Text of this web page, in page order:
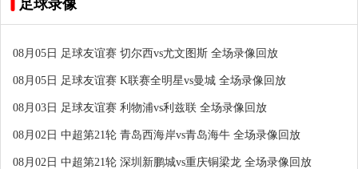
足球录像
08月05日 足球友谊赛 切尔西vs尤文图斯 全场录像回放
08月05日 足球友谊赛 K联赛全明星vs曼城 全场录像回放
08月03日 足球友谊赛 利物浦vs利兹联 全场录像回放
08月02日 中超第21轮 青岛西海岸vs青岛海牛 全场录像回放
08月02日 中超第21轮 深圳新鹏城vs重庆铜梁龙 全场录像回放